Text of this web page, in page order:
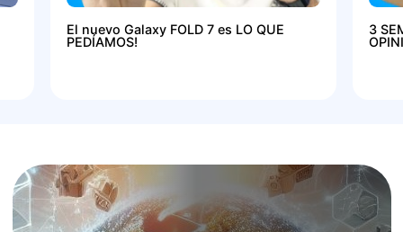
El nuevo Galaxy FOLD 7 es LO QUE
PEDÍAMOS!
3